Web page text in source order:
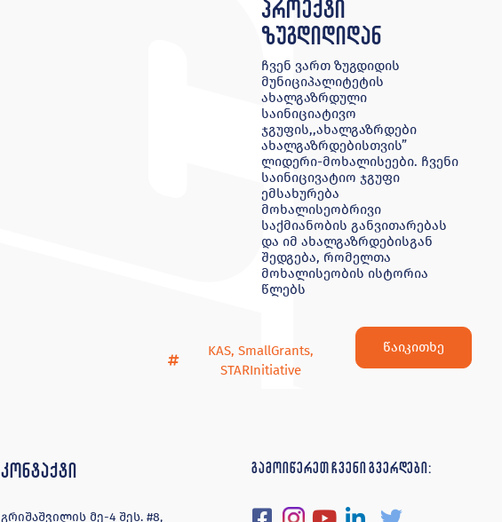
პროექტი
ზუგდიდიდან
ჩვენ ვართ ზუგდიდის
მუნიციპალიტეტის
ახალგაზრდული
საინიციატივო
ჯგუფის,,ახალგაზრდები
ახალგაზრდებისთვის”
ლიდერი-მოხალისეები. ჩვენი
საინიცივატიო ჯგუფი
ემსახურება
მოხალისეობრივი
საქმიანობის განვითარებას
და იმ ახალგაზრდებისგან
შედგება, რომელთა
მოხალისეობის ისტორია
წლებს
KAS, SmallGrants,
STARInitiative
წაიკითხე
კონტაქტი
გრიშაშვილის მე-4 შეს. #8,
გამოიწერეთ ჩვენი გვერდები: